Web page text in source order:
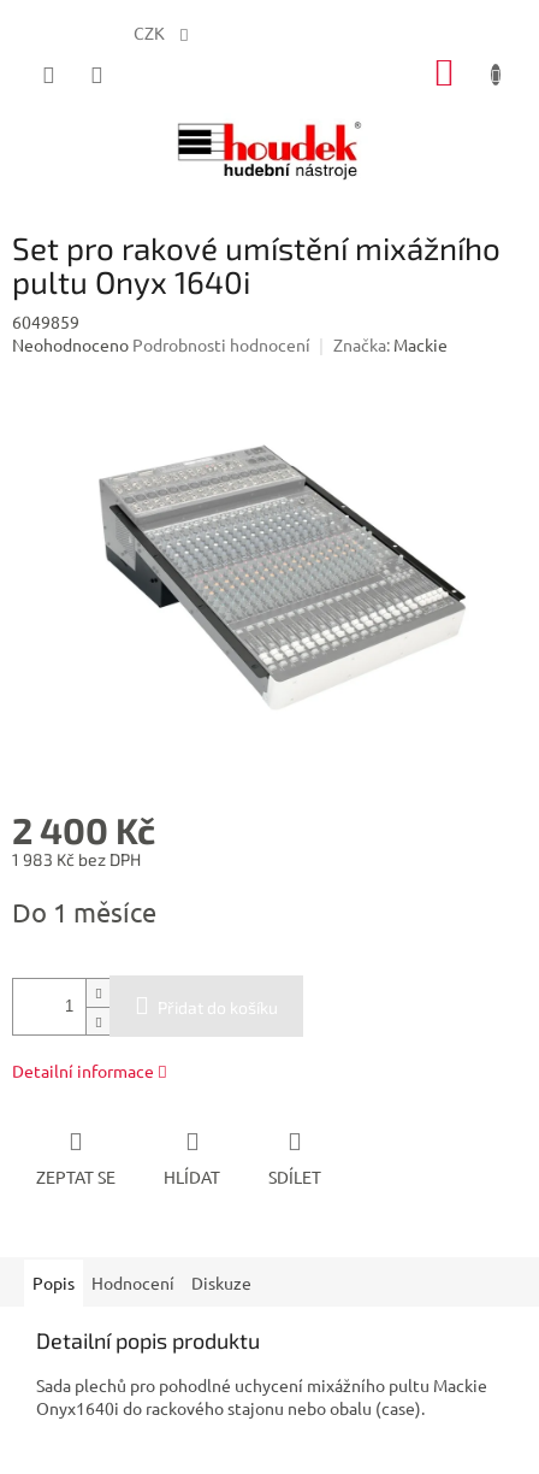
CZK
Set pro rakové umístění mixážního
pultu Onyx 1640i
6049859
Průměrné
Neohodnoceno Podrobnosti hodnocení Značka: Mackie
2 400 Kč
1 983 Kč bez DPH
cena:
Do 1 měsíce
Přidat do košíku
Detailní informace
ZEPTAT SE HLÍDAT SDÍLET
Popis Hodnocení Diskuze
Detailní popis produktu
Sada plechů pro pohodlné uchycení mixážního pultu Mackie
Onyx1640i do rackového stajonu nebo obalu (case).